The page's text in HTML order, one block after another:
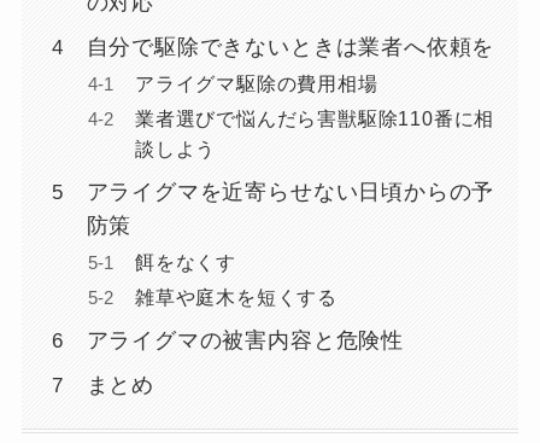
自分で駆除できないときは業者へ依頼を
アライグマ駆除の費用相場
業者選びで悩んだら害獣駆除110番に相
談しよう
アライグマを近寄らせない日頃からの予
防策
餌をなくす
雑草や庭木を短くする
アライグマの被害内容と危険性
まとめ